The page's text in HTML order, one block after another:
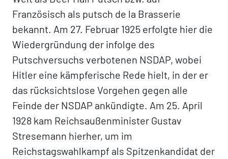
Französisch als putsch de la Brasserie
bekannt. Am 27. Februar 1925 erfolgte hier die
Wiedergründung der infolge des
Putschversuchs verbotenen NSDAP, wobei
Hitler eine kämpferische Rede hielt, in der er
das rücksichtslose Vorgehen gegen alle
Feinde der NSDAP ankündigte. Am 25. April
1928 kam Reichsaußenminister Gustav
Stresemann hierher, um im
Reichstagswahlkampf als Spitzenkandidat der